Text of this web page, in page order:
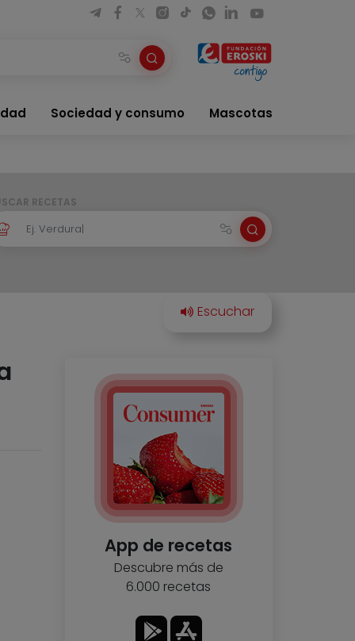
Sociedad y consumo Mascotas
RECETAS
App de recetas
Descubre más de
6.000 recetas